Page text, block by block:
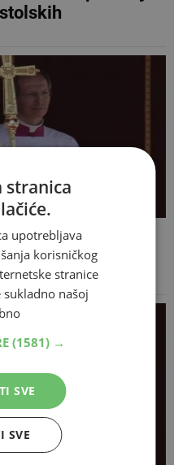
i udijelio
stranica
upotrebljava
korisničkog
stranice
sukladno našoj
(1581) →
SVE
SVE